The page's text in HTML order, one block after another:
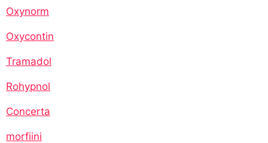
Oxynorm
Oxycontin
Tramadol
Rohypnol
Concerta
morfiini